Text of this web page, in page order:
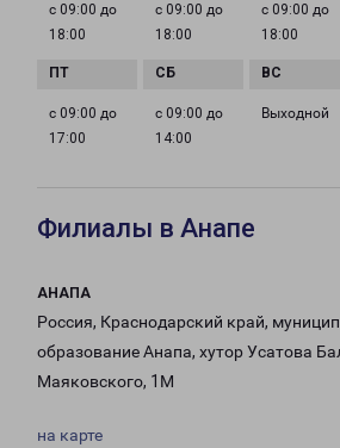
с 09:00 до
18:00
с 09:00 до
18:00
с 09:00 до
18:00
с 09:00 до
17:00
с 09:00 до
14:00
Выходной
Филиалы в Анапе
АНАПА
Россия, Краснодарский край,
образование Анапа, хутор Усатова
Маяковского, 1М
на карте